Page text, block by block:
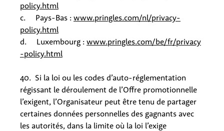
policy.html
c. Pays-Bas : www.pringles.com/nl/privacy-
policy.html
d. Luxembourg : www.pringles.com/be/fr/privacy
-policy.html
40. Si la loi ou les codes d’auto-réglementation
régissant le déroulement de l’Offre promotionnelle
l’exigent, l’Organisateur peut être tenu de partager
certaines données personnelles des gagnants avec
les autorités, dans la limite où la loi l’exige